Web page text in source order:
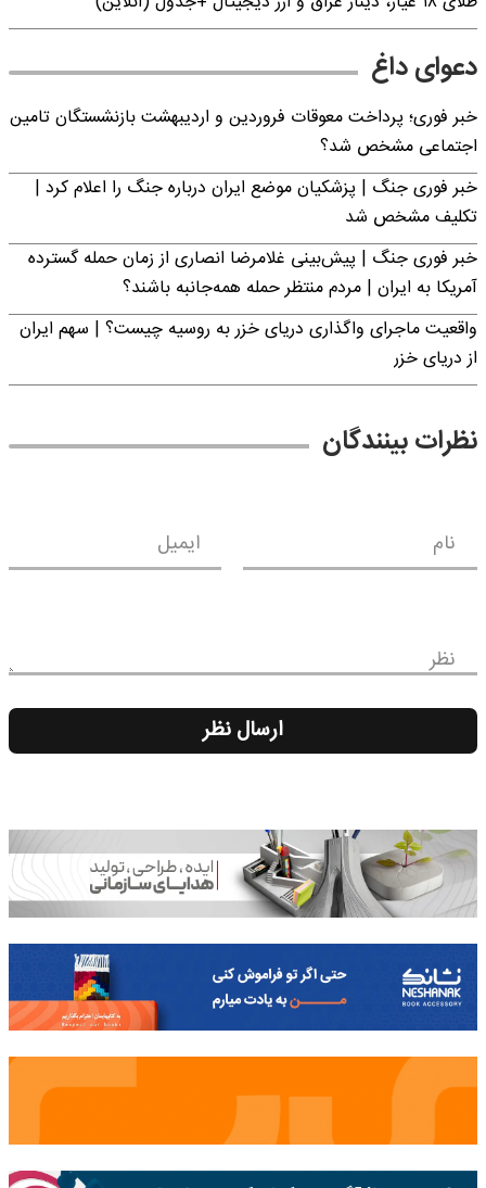
دعوای داغ
خبر فوری؛ پرداخت معوقات فروردین و اردیبهشت بازنشستگان تامین
اجتماعی مشخص شد؟
خبر فوری جنگ | پزشکیان موضع ایران درباره جنگ را اعلام کرد |
تکلیف مشخص شد
خبر فوری جنگ | پیش‌بینی غلامرضا انصاری از زمان حمله گسترده
آمریکا به ایران | مردم منتظر حمله همه‌جانبه باشند؟
واقعیت ماجرای واگذاری دریای خزر به روسیه چیست؟ | سهم ایران
از دریای خزر
نظرات بینندگان
نام ایمیل
نظر
ارسال نظر